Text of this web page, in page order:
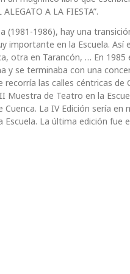
A LA FIESTA”.
1986), hay una
en la Escuela. Así
otra en Tarancón, … En
y se terminaba con una
recorría las calles céntricas
Muestra de Teatro en la
La IV Edición sería
La última edición fue